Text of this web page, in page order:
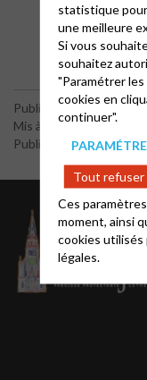
Publié le 13 juin 2025
Mis à jour le 9 juin 2026
Publié par le webmaster
statistique
une meilleure
Si vous
souhaitez
"Paramétrer
cookies en
continuer".
Tout refuser
Ces
moment, ainsi
cookies utilisés
légales.